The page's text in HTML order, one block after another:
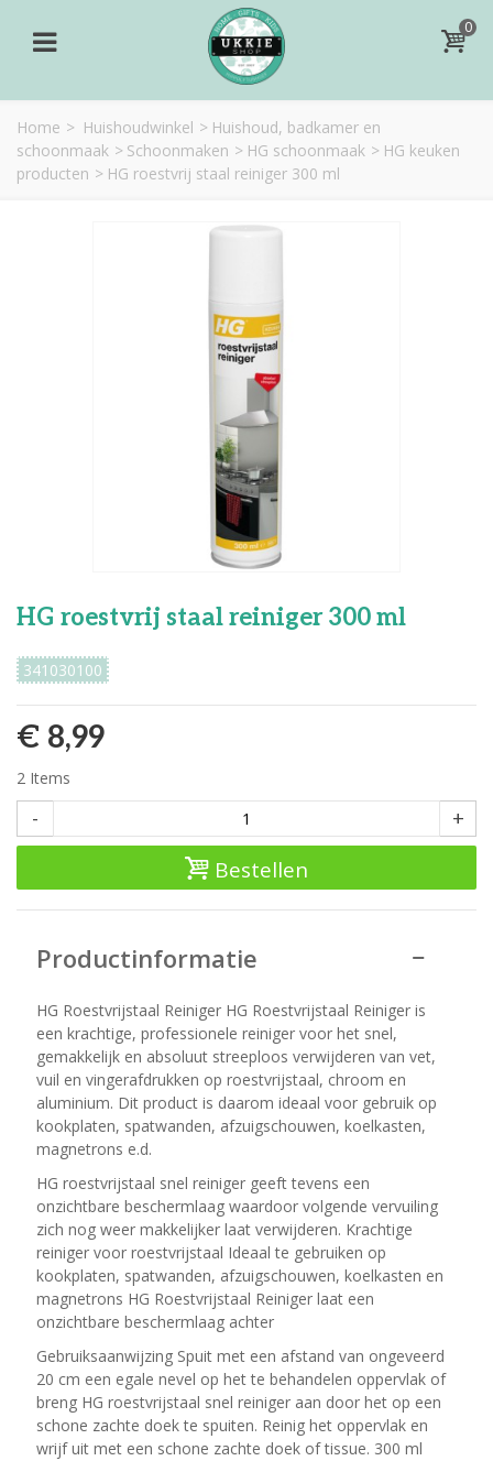
0
Home > Huishoudwinkel > Huishoud, badkamer en
schoonmaak > Schoonmaken > HG schoonmaak > HG keuken
producten > HG roestvrij staal reiniger 300 ml
HG roestvrij staal reiniger 300 ml
341030100
€ 8,99
2 Items
- +
Bestellen
Productinformatie
HG Roestvrijstaal Reiniger HG Roestvrijstaal Reiniger is
een krachtige, professionele reiniger voor het snel,
gemakkelijk en absoluut streeploos verwijderen van vet,
vuil en vingerafdrukken op roestvrijstaal, chroom en
aluminium. Dit product is daarom ideaal voor gebruik op
kookplaten, spatwanden, afzuigschouwen, koelkasten,
magnetrons e.d.
HG roestvrijstaal snel reiniger geeft tevens een
onzichtbare beschermlaag waardoor volgende vervuiling
zich nog weer makkelijker laat verwijderen. Krachtige
reiniger voor roestvrijstaal Ideaal te gebruiken op
kookplaten, spatwanden, afzuigschouwen, koelkasten en
magnetrons HG Roestvrijstaal Reiniger laat een
onzichtbare beschermlaag achter
Gebruiksaanwijzing Spuit met een afstand van ongeveerd
20 cm een egale nevel op het te behandelen oppervlak of
breng HG roestvrijstaal snel reiniger aan door het op een
schone zachte doek te spuiten. Reinig het oppervlak en
wrijf uit met een schone zachte doek of tissue. 300 ml